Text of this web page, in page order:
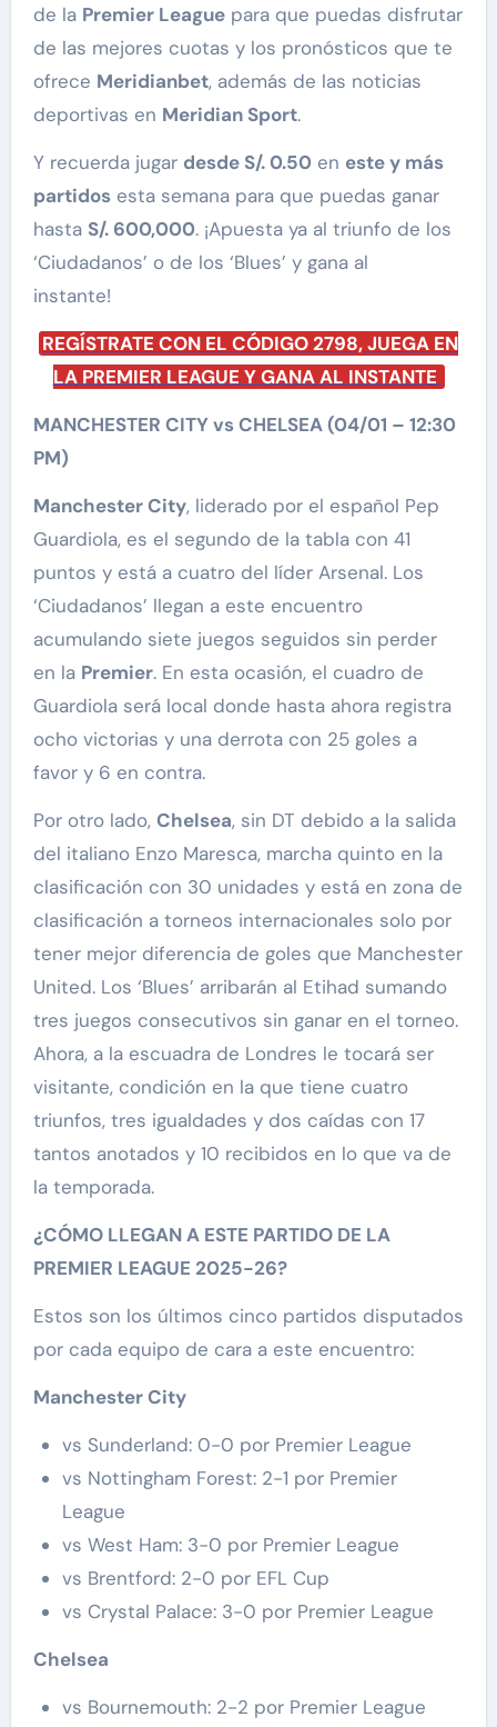
de la Premier Leaguepara que puedas disfrutar
de las mejores cuotas y los pronósticos que te
ofrece Meridianbet, además de las noticias
deportivas en Meridian Sport.
Y recuerda jugar desde S/. 0.50 en este y más
partidosesta semana para que puedas ganar
hasta S/. 600,000. ¡Apuesta ya al triunfo de los
‘Ciudadanos’ o de los ‘Blues’ y gana al
instante!
REGÍSTRATE CON EL CÓDIGO 2798, JUEGA EN
LA PREMIER LEAGUE Y GANA AL INSTANTE
MANCHESTER CITY vs CHELSEA (04/01 – 12:30
PM)
Manchester City, liderado por el español Pep
Guardiola, es el segundo de la tabla con 41
puntos y está a cuatro del líder Arsenal. Los
‘Ciudadanos’ llegan a este encuentro
acumulando siete juegos seguidos sin perder
en la Premier. En esta ocasión, el cuadro de
Guardiola será local donde hasta ahora registra
ocho victorias y una derrota con 25 goles a
favor y 6 en contra.
Por otro lado, Chelsea, sin DT debido a la salida
del italiano Enzo Maresca, marcha quinto en la
clasificación con 30 unidades y está en zona de
clasificación a torneos internacionales solo por
tener mejor diferencia de goles que Manchester
United. Los ‘Blues’ arribarán al Etihad sumando
tres juegos consecutivos sin ganar en el torneo.
Ahora, a la escuadra de Londres le tocará ser
visitante, condición en la que tiene cuatro
triunfos, tres igualdades y dos caídas con 17
tantos anotados y 10 recibidos en lo que va de
la temporada.
¿CÓMO LLEGAN A ESTE PARTIDO DE LA
PREMIER LEAGUE 2025-26?
Estos son los últimos cinco partidos disputados
por cada equipo de cara a este encuentro:
Manchester City
vs Sunderland: 0-0 por Premier League
vs Nottingham Forest: 2-1 por Premier
League
vs West Ham: 3-0 por Premier League
vs Brentford: 2-0 por EFL Cup
vs Crystal Palace: 3-0 por Premier League
Chelsea
vs Bournemouth: 2-2 por Premier League